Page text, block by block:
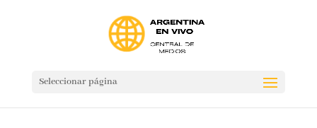
Seleccionar página